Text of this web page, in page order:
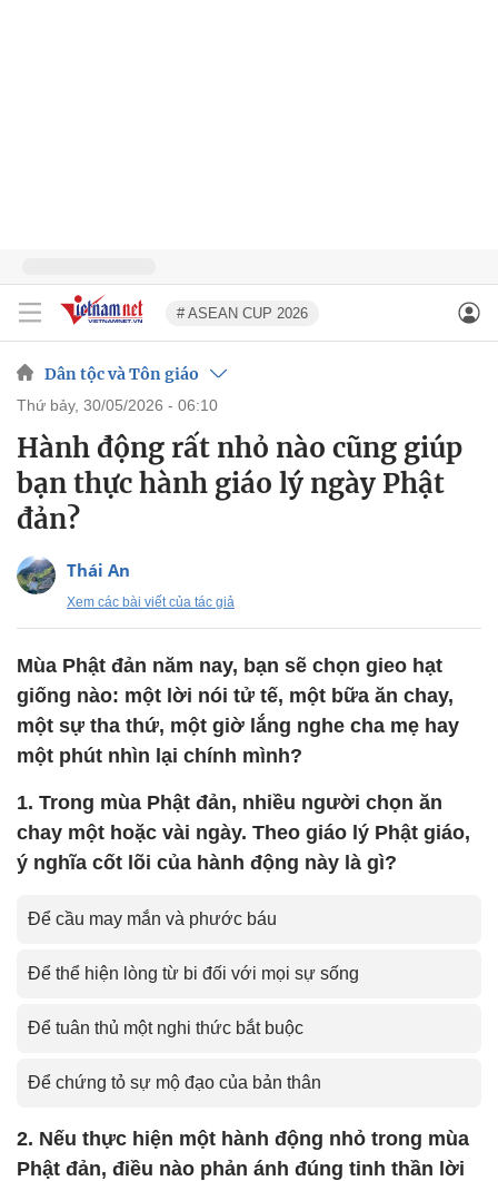
# ASEAN CUP 2026
Dân tộc và Tôn giáo
thứ bảy, 30/05/2026 - 06:10
Hành động rất nhỏ nào cũng giúp
bạn thực hành giáo lý ngày Phật
đản?
Thái An
Xem các bài viết của tác giả
Mùa Phật đản năm nay, bạn sẽ chọn gieo hạt
giống nào: một lời nói tử tế, một bữa ăn chay,
một sự tha thứ, một giờ lắng nghe cha mẹ hay
một phút nhìn lại chính mình?
1. Trong mùa Phật đản, nhiều người chọn ăn
chay một hoặc vài ngày. Theo giáo lý Phật giáo,
ý nghĩa cốt lõi của hành động này là gì?
Để cầu may mắn và phước báu
Để thể hiện lòng từ bi đối với mọi sự sống
Để tuân thủ một nghi thức bắt buộc
Để chứng tỏ sự mộ đạo của bản thân
2. Nếu thực hiện một hành động nhỏ trong mùa
Phật đản, điều nào phản ánh đúng tinh thần lời